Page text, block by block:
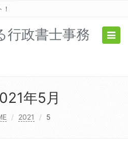
行政書士事務
年5月
2021 5